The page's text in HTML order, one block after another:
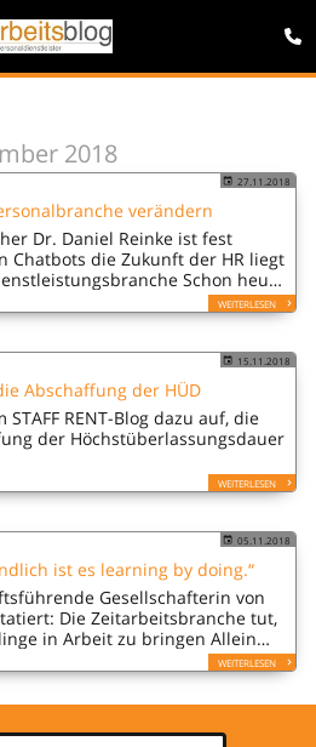
2018
27.11.2018
verändern
Dr. Daniel Reinke ist fest
Chatbots die Zukunft der HR liegt
Schon heute
als gedacht mit künstlichen
WEITERLESEN
15.11.2018
Abschaffung der HÜD
RENT-Blog dazu auf, die
der Höchstüberlassungsdauer
WEITERLESEN
05.11.2018
ist es learning by doing.“
Gesellschafterin von
Die Zeitarbeitsbranche tut,
in Arbeit zu bringen Allein
der Fachkräftemangel nichtWEITERLESEN